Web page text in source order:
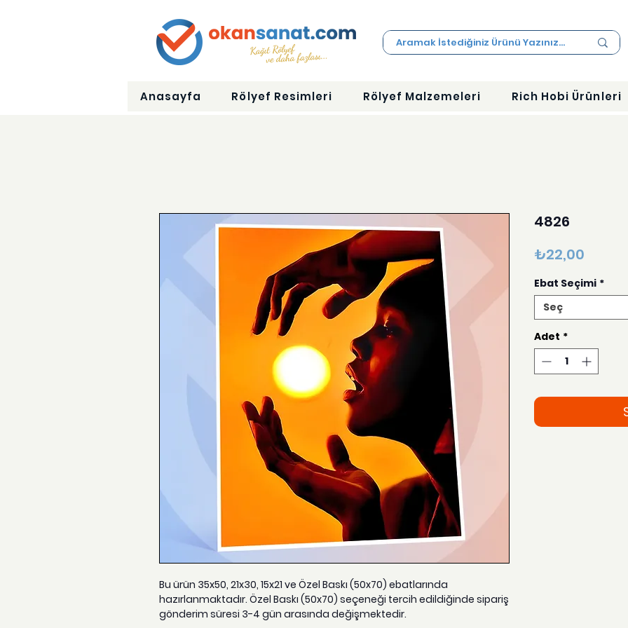
Anasayfa Rölyef Resimleri Rölyef Malzemeleri Rich Hobi Ürünleri
Bu ürün 35x50, 21x30, 15x21 ve Özel Baskı (50x70) ebatlarında
hazırlanmaktadır. Özel Baskı (50x70) seçeneği tercih edildiğinde sipariş
gönderim süresi 3-4 gün arasında değişmektedir.
4826
₺22,00
Ebat Seçimi *
Seç
Adet *